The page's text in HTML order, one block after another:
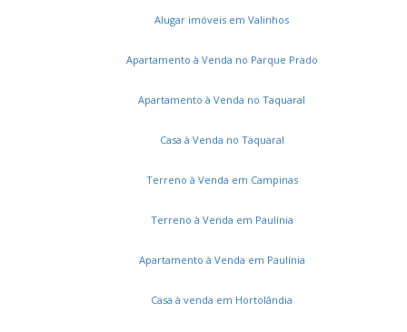
Alugar imóveis em Valinhos
Apartamento à Venda no Parque Prado
Apartamento à Venda no Taquaral
Casa à Venda no Taquaral
Terreno à Venda em Campinas
Terreno à Venda em Paulínia
Apartamento à Venda em Paulínia
Casa à venda em Hortolândia